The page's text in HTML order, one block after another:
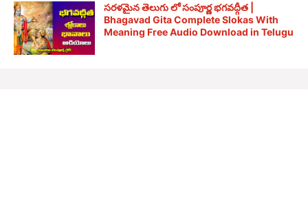
సరళమైన తెలుగు లో సంపూర్ణ భగవద్గీత |
Bhagavad Gita Complete Slokas With
Meaning Free Audio Download in Telugu